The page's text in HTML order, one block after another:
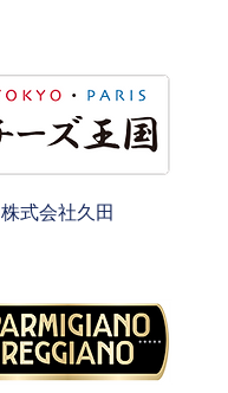
株式会社久田